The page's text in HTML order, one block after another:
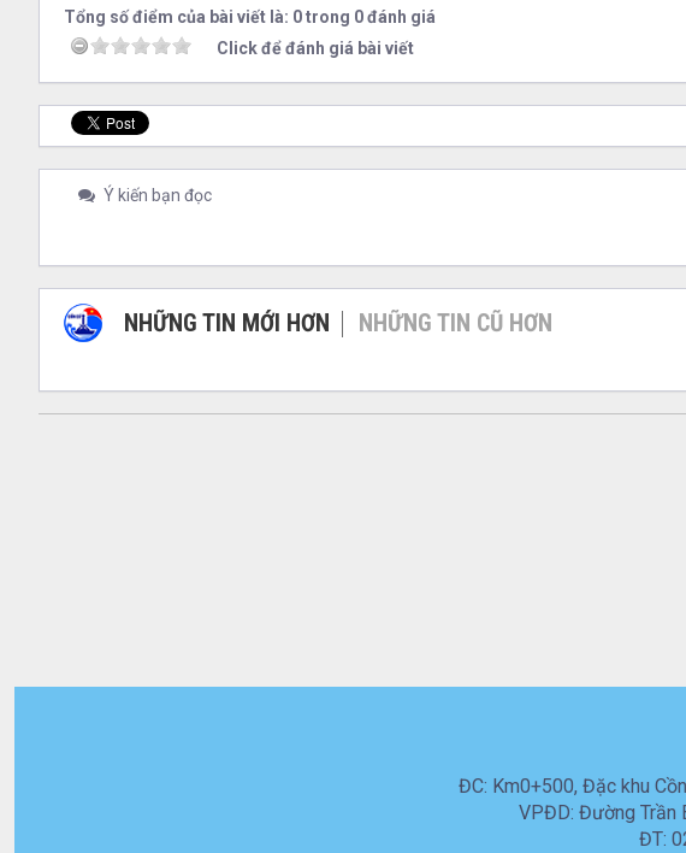
Tổng số điểm của bài viết là: 0 trong 0 đánh giá
Click để đánh giá bài viết
Ý kiến bạn đọc
NHỮNG TIN MỚI HƠN NHỮNG TIN CŨ HƠN
ĐC: Km0+500, Đặc khu
VPĐD: Đường Trần
ĐT: